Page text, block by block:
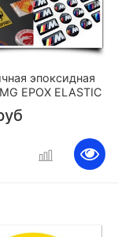
эпоксидная
EPOX ELASTIC